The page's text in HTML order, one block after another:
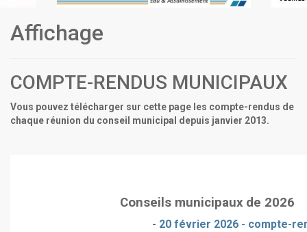
Affichage
COMPTE-RENDUS MUNICIPAUX
Vous pouvez télécharger sur cette page les compte-rendus de
chaque réunion du conseil municipal depuis janvier 2013.
Conseils municipaux de 2026
- 20 février 2026 - compte-